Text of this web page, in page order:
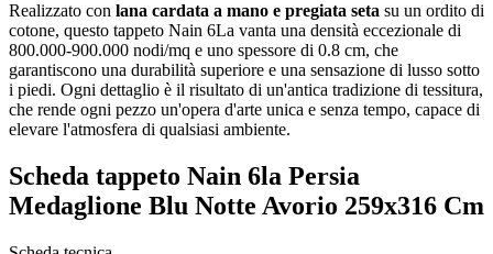
Realizzato con lana cardata a mano e pregiata seta su un ordito di
cotone, questo tappeto Nain 6La vanta una densità eccezionale di
800.000-900.000 nodi/mq e uno spessore di 0.8 cm, che
garantiscono una durabilità superiore e una sensazione di lusso sotto
i piedi. Ogni dettaglio è il risultato di un'antica tradizione di tessitura,
che rende ogni pezzo un'opera d'arte unica e senza tempo, capace di
elevare l'atmosfera di qualsiasi ambiente.
Scheda tappeto Nain 6la Persia
Medaglione Blu Notte Avorio 259x316 Cm